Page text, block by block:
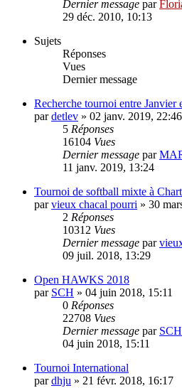
Dernier message par
29 déc. 2010, 10:13
Sujets
Réponses
Vues
Dernier message
Recherche tournoi entre Janvier
pardetlev » 02 janv. 2019, 22:46
5 Réponses
16104 Vues
Dernier message par
11 janv. 2019, 13:24
Tournoi de softball mixte à
parvieux chacal pourri » 30
2 Réponses
10312 Vues
Dernier message par
09 juil. 2018, 13:29
Open HAWKS 2018
par SCH » 04 juin 2018, 15:11
0 Réponses
22708 Vues
Dernier message par SCH
04 juin 2018, 15:11
Tournoi International
pardhju » 21 févr. 2018, 16:17